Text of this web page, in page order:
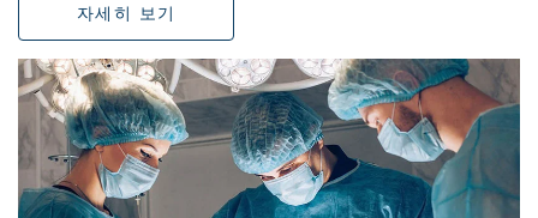
자세히 보기